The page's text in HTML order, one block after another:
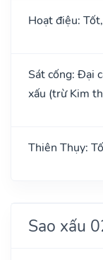
Hoạt điệu:
Sát cống: Đại
xấu (trừ Kim
Thiên Thụy:
Sao xấu